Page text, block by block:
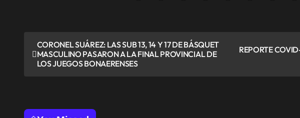
CORONEL SUÁREZ: LAS SUB 13, 14 Y 17 DE BÁSQUET
MASCULINO PASARON A LA FINAL PROVINCIAL DE
LOS JUEGOS BONAERENSES
REPORTE